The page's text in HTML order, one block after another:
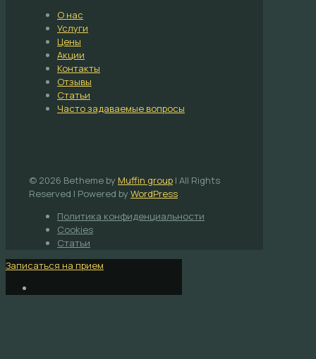
О нас
Услуги
Цены
Акции
Контакты
Отзывы
Статьи
Часто задаваемые вопросы
© 2026 Betheme by Muffin group | All Rights
Reserved | Powered by WordPress
Политика конфиденциальности
Cookies
Статьи
Записаться на прием